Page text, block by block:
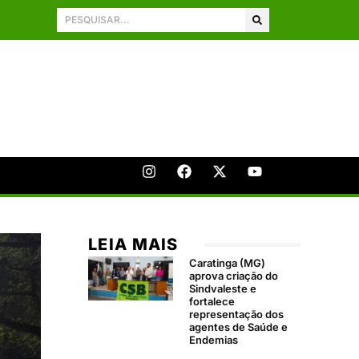
LEIA MAIS
Caratinga (MG)
aprova criação do
Sindvaleste e
fortalece
representação dos
agentes de Saúde e
Endemias